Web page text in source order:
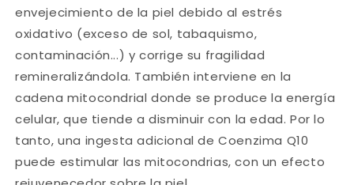
envejecimiento de la piel debido al estrés
oxidativo (exceso de sol, tabaquismo,
contaminación...) y corrige su fragilidad
remineralizándola. También interviene en la
cadena mitocondrial donde se produce la energía
celular, que tiende a disminuir con la edad. Por lo
tanto, una ingesta adicional de Coenzima Q10
puede estimular las mitocondrias, con un efecto